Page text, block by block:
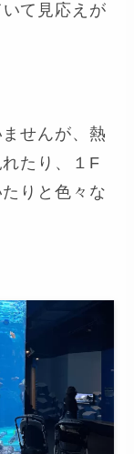
て見応えが
せんが、熱
たり、１F
りと色々な